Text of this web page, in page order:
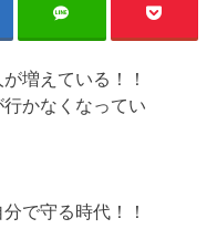
増えている！！
かなくなってい
で守る時代！！